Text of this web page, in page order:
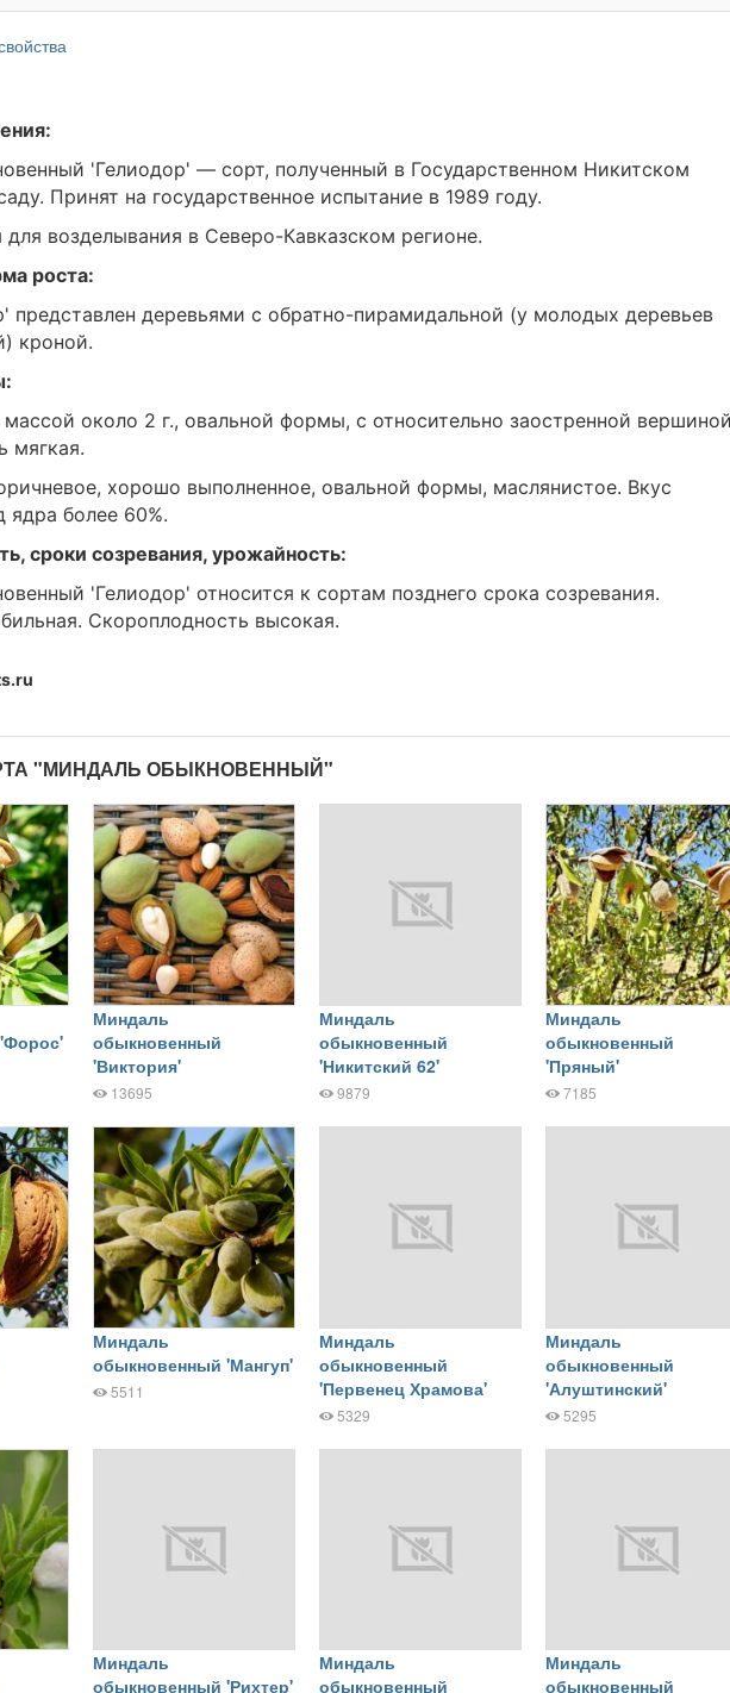
'Гелиодор' — сорт, полученный в Государственном Никитском
Принят на государственное испытание в 1989 году.
для возделывания в Северо-Кавказском регионе.
роста:
представлен деревьями с обратно-пирамидальной (у молодых деревьев
кроной.
около 2 г., овальной формы, с относительно заостренной
мягкая.
хорошо выполненное, овальной формы, маслянистое. Вкус
ядра более 60%.
сроки созревания, урожайность:
'Гелиодор' относится к сортам позднего срока созревания.
Скороплодность высокая.
"МИНДАЛЬ ОБЫКНОВЕННЫЙ"
Миндаль
обыкновенный
'Виктория'
13695
Миндаль
обыкновенный
'Никитский 62'
9879
Миндаль
обыкновенный
'Пряный'
7185
Миндаль
обыкновенный 'Мангуп'
5511
Миндаль
обыкновенный
'Первенец Храмова'
5329
Миндаль
обыкновенный
'Алуштинский'
5295
Миндаль
обыкновенный 'Рихтер'
Миндаль
обыкновенный
Миндаль
обыкновенный